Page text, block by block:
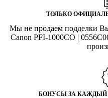
ТОЛЬКО
Мы не продаем подделки
Canon PFI-1000CO |
БОНУСЫ ЗА